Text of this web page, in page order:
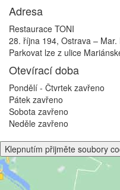
Adresa
Restaurace TONI
28. října 194, Ostrava – Mar.
Parkovat lze z ulice
Otevírací doba
Pondělí - Čtvrtek zavřeno
Pátek zavřeno
Sobota zavřeno
Neděle zavřeno
Klepnutím přijměte soubory